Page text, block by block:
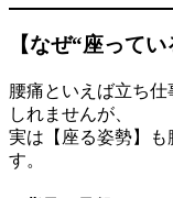
【なぜ“座って
腰痛といえば立ち
しれませんが、
実は【座る姿勢】
す。